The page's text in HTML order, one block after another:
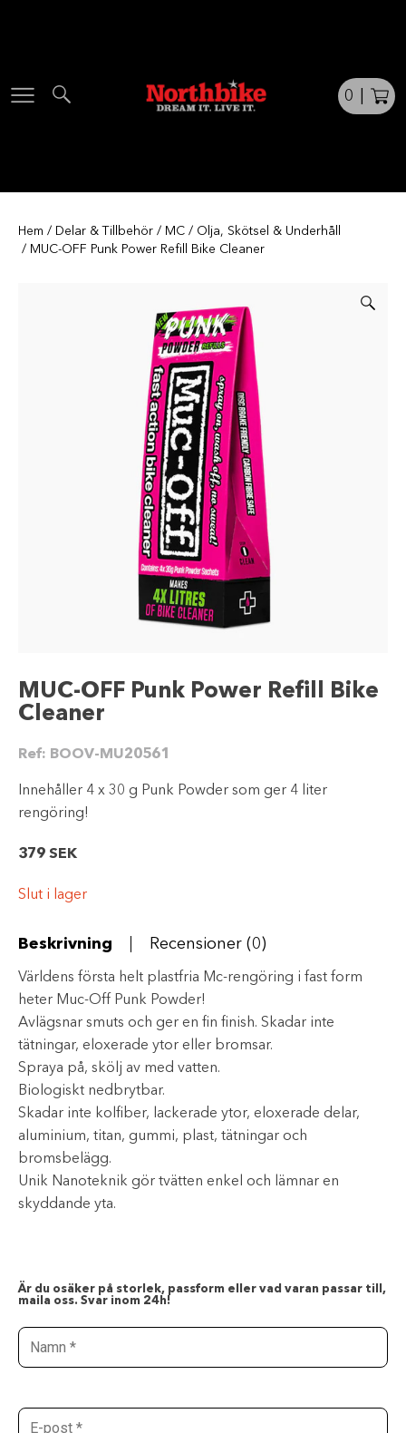
0
Hem / Delar & Tillbehör / MC / Olja, Skötsel & Underhåll
/ MUC-OFF Punk Power Refill Bike Cleaner
MUC-OFF Punk Power Refill Bike
Cleaner
Ref: BOOV-MU20561
Innehåller 4 x 30 g Punk Powder som ger 4 liter
rengöring!
379 SEK
Slut i lager
Beskrivning Recensioner (0)
Världens första helt plastfria Mc-rengöring i fast form
heter Muc-Off Punk Powder!
Avlägsnar smuts och ger en fin finish. Skadar inte
tätningar, eloxerade ytor eller bromsar.
Spraya på, skölj av med vatten.
Biologiskt nedbrytbar.
Skadar inte kolfiber, lackerade ytor, eloxerade delar,
aluminium, titan, gummi, plast, tätningar och
bromsbelägg.
Unik Nanoteknik gör tvätten enkel och lämnar en
skyddande yta.
Är du osäker på storlek, passform eller vad varan passar till,
maila oss. Svar inom 24h!